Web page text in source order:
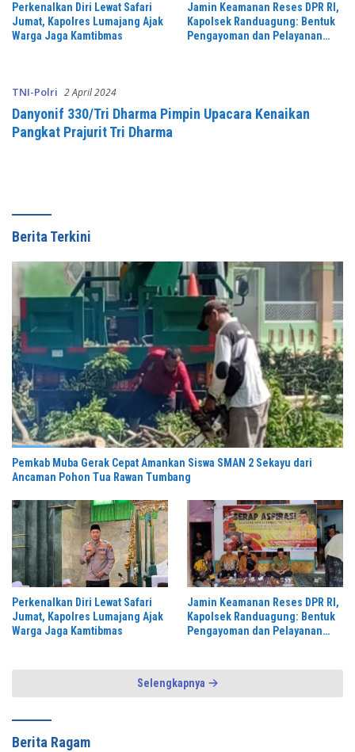
Perkenalkan Diri Lewat Safari
Jumat, Kapolres Lumajang Ajak
Warga Jaga Kamtibmas
Jamin Keamanan Reses DPR RI,
Kapolsek Randuagung: Bentuk
Pengayoman dan Pelayanan
TNI-Polri 2 April 2024
Danyonif 330/Tri Dharma Pimpin Upacara Kenaikan
Pangkat Prajurit Tri Dharma
Berita Terkini
Pemkab Muba Gerak Cepat Amankan Siswa SMAN 2 Sekayu dari
Ancaman Pohon Tua Rawan Tumbang
Perkenalkan Diri Lewat Safari
Jumat, Kapolres Lumajang Ajak
Warga Jaga Kamtibmas
Jamin Keamanan Reses DPR RI,
Kapolsek Randuagung: Bentuk
Pengayoman dan Pelayanan
Selengkapnya
Berita Ragam